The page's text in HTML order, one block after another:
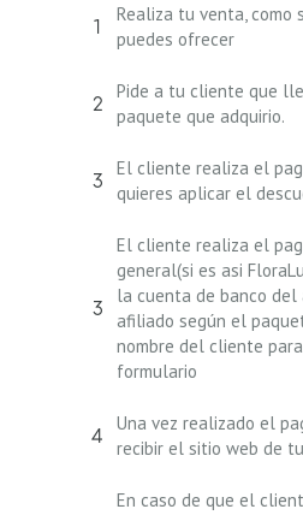
Realiza tu venta, como
puedes ofrecer
Pide a tu cliente que
paquete que adquirio.
El cliente realiza el
quieres aplicar el
El cliente realiza el
general(si es asi
la cuenta de banco
afiliado según el
nombre del cliente
formulario
Una vez realizado el
recibir el sitio web de
En caso de que el